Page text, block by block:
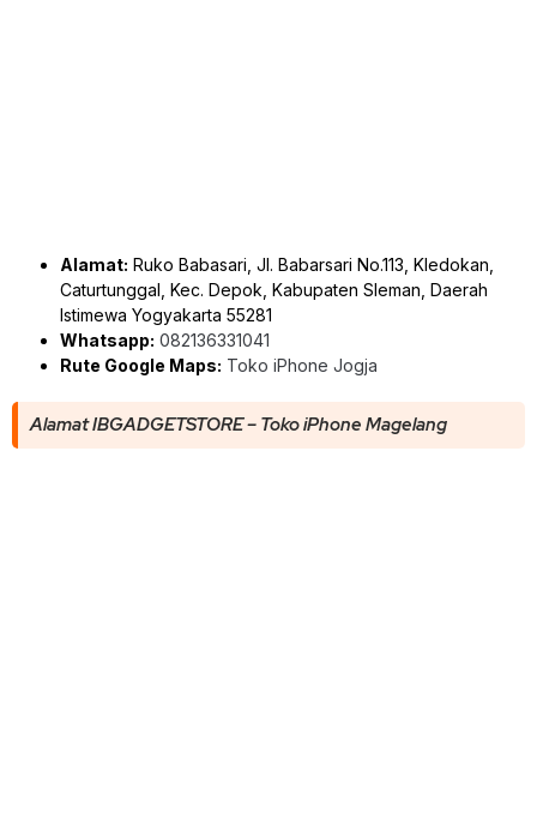
Alamat: Ruko Babasari, Jl. Babarsari No.113, Kledokan,
Caturtunggal, Kec. Depok, Kabupaten Sleman, Daerah
Istimewa Yogyakarta 55281
Whatsapp: 082136331041
Rute Google Maps: Toko iPhone Jogja
Alamat IBGADGETSTORE – Toko iPhone Magelang